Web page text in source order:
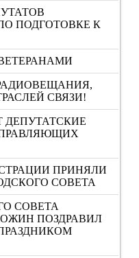
ПОДГОТОВКЕ К
СВЯЗИ!
ДЕПУТАТСКИЕ
ПРИНЯЛИ
СОВЕТА
СОВЕТА
ПОЗДРАВИЛ